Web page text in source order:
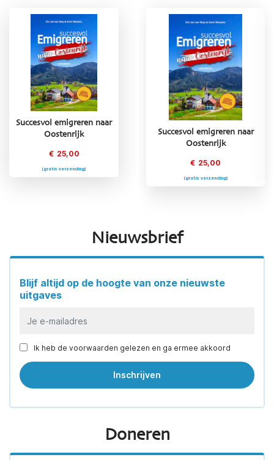
Succesvol emigreren naar
Oostenrijk
€ 25,00
(gratis verzending)
Succesvol emigreren naar
(gratis verzending)
Succesvol emigreren naar
Frankrijk
€ 25,00
(gratis verzending)
Nieuwsbrief
Blijf altijd op de hoogte van onze nieuwste
uitgaves
Ik heb de voorwaarden gelezen en ga ermee akkoord
Doneren